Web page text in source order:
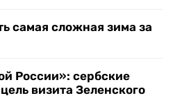
самая сложная зима за
России»: сербские
визита Зеленского